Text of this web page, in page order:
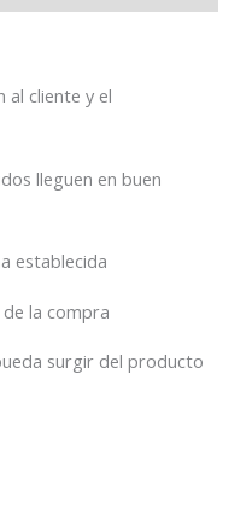
al cliente y el
lleguen en buen
establecida
la compra
surgir del producto